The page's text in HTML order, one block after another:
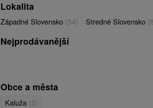
Lokalita
Západné Slovensko (54) Stredné Slovensko
Nejprodávanější
Obce a města
Kaluža (2)